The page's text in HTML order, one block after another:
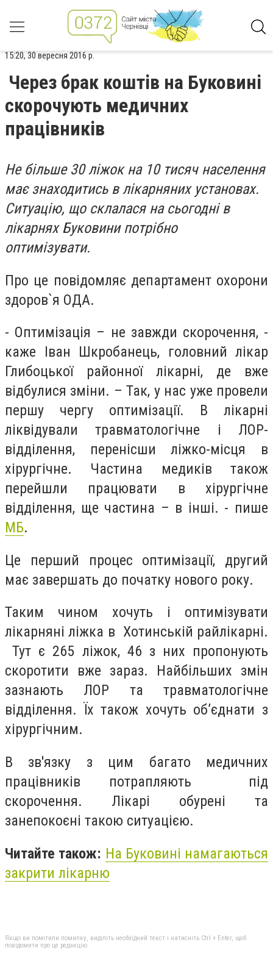
15:20, 30 вересня 2016 р.
Через брак коштів на Буковині
скорочують медичних
працівників
Не більше 30 ліжок на 10 тисяч населення
має знаходитись в лікарняних установах.
Ситуацію, що склалася на сьогодні в
лікарнях Буковини потрібно
оптимізувати.
Про це повідомляє департамент охорони
здоров`я ОДА.
- Оптимізація – не завжди скорочення, -
каже Іван Шкробанець, головний лікар
Глибоцької районної лікарні, де вже
відбулися зміни. – Так, у нас уже провели
першу чергу оптимізації. В лікарні
ліквідували травматологічне і ЛОР-
відділення, перенісши ліжко-місця в
хірургічне. Частина медиків також
перейшли працювати в хірургічне
відділення, ще частина – в інші. - пише
МБ.
Це перший процес оптимізації, другий
має завершать до початку нового року.
Таким чином хочуть і оптимізувати
лікарняні ліжка в Хотинській райлікарні.
Тут є 265 ліжок, 46 з них пропонують
скоротити вже зараз. Найбільших змін
зазнають ЛОР та травматологічне
відділення. Їх також хочуть об’єднати з
хірургічним.
В зв'язку з цим багато медичних
працівників потрапляють під
скорочення. Лікарі обурені та
занепокоєні такою ситуацією.
Читайте також: На Буковині намагаються
закрити лікарню
Якщо ви помітили помилку, виділіть необхідний текст і натисніть Ctrl + Enter, щоб
повідомити про це редакцію